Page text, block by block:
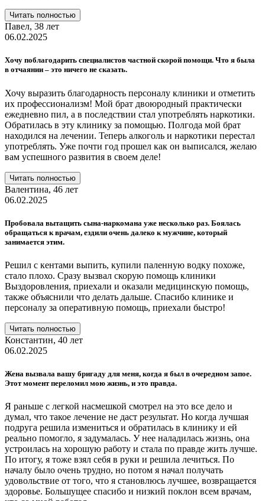
Читать полностью
Павел, 38 лет
06.02.2025
Хочу поблагодарить специалистов частной скорой помощи. Что я была
в отчаянии – это ничего не сказать.
Хочу выразить благодарность персоналу клиники и отметить
их профессионализм! Мой брат двоюродный практически
ежедневно пил, а в последствии стал употреблять наркотики.
Обратилась в эту клинику за помощью. Полгода мой брат
находился на лечении. Теперь алкоголь и наркотики перестал
употреблять. Уже почти год прошел как он выписался, желаю
вам успешного развития в своем деле!
Читать полностью
Валентина, 46 лет
06.02.2025
Пробовала вытащить сына-наркомана уже несколько раз. Боялась
обращаться к врачам, ездили очень далеко к мужчине, который
занимается этим.
Решил с кентами выпить, купили паленную водку похоже,
стало плохо. Сразу вызвал скорую помощь клиники
Выздоровления, приехали и оказали медицинскую помощь,
также объяснили что делать дальше. Спасибо клинике и
персоналу за оперативную помощь, приехали быстро!
Читать полностью
Константин, 40 лет
06.02.2025
Жена вызвала вашу бригаду для меня, когда я был в очередном запое.
Этот момент переломил мою жизнь, и это правда.
Я раньше с легкой насмешкой смотрел на это все дело и
думал, что такое лечение не даст результат. Но когда лучшая
подруга решила измениться и обратилась в клинику и ей
реально помогло, я задумалась. У нее наладилась жизнь, она
устроилась на хорошую работу и стала по правде жить лучше.
По итогу, я тоже взял себя в руки и решила лечиться. По
началу было очень трудно, но потом я начал получать
удовольствие от того, что я становлюсь лучшее, возвращается
здоровье. Большущее спасибо и низкий поклон всем врачам,